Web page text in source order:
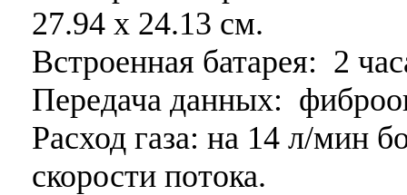
27.94 x 24.13 см.
Встроенная батарея: 2
Передача данных:
Расход газа: на 14 л/мин
скорости потока.